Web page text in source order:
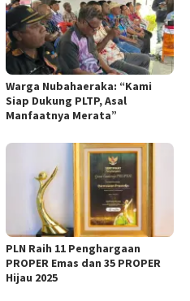
Warga Nubahaeraka: “Kami
Siap Dukung PLTP, Asal
Manfaatnya Merata”
PLN Raih 11 Penghargaan
PROPER Emas dan 35 PROPER
Hijau 2025